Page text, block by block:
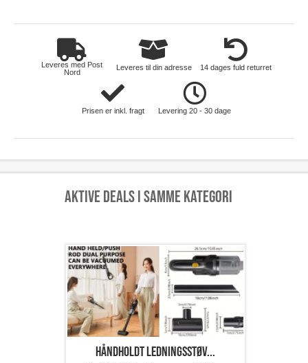
Leveres med Post
Nord
Leveres til din adresse 14 dages fuld returret
Prisen er inkl. fragt Levering 20 - 30 dage
Aktive deals i samme kategori
Håndholdt ledningsstøv...